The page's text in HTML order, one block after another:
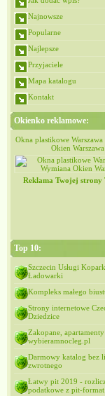
Najnowsze
Popularne
Najlepsze
Przyjaciele
Mapa katalogu
Kontakt
Okienko reklamowe:
Okna plastikowe
Okien Warszawa
Reklama Twojej strony
Top 10:
Szczecin Usługi
Ładowarki
Kompleks małego
Strony internetowe
Dziedzice
Zakopane,
wybieramnocleg.pl
Darmowy katalog bez
zwrotnego
Łatwy pit 2019 -
podatkowe z pit-